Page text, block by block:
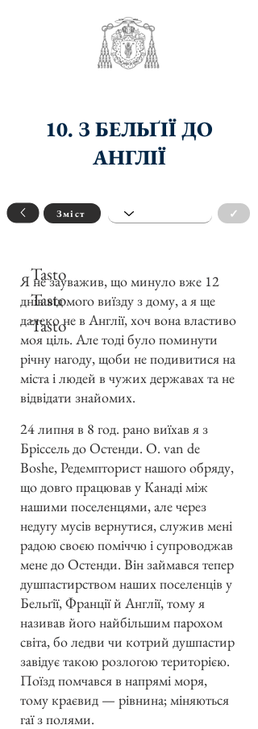
10. З БЕЛЬҐІЇ ДО
АНГЛІЇ
Зміст ✓
Я не зауважив, що минуло вже 12
днів від мого виїзду з дому, а я ще
далеко не в Англії, хоч вона властиво
моя ціль. Але тоді було поминути
річну нагоду, щоби не подивитися на
міста і людей в чужих державах та не
відвідати знайомих.
24 липня в 8 год. рано виїхав я з
Бріссель до Остенди. О. van de
Boshe, Редемпторист нашого обряду,
що довго працював у Канаді між
нашими поселенцями, але через
недугу мусів вернутися, служив мені
радою своєю поміччю і супроводжав
мене до Остенди. Він займався тепер
душпастирством наших поселенців у
Бельґії, Франції й Англії, тому я
називав його найбільшим парохом
світа, бо ледви чи котрий душпастир
завідує такою розлогою територією.
Поїзд помчався в напрямі моря,
тому краєвид — рівнина; міняються
гаї з полями.
Tasto
Tasto
Tasto